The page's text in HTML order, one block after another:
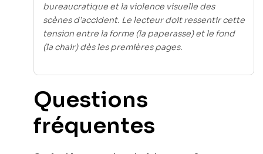
bureaucratique et la violence visuelle des
scènes d’accident. Le lecteur doit ressentir cette
tension entre la forme (la paperasse) et le fond
(la chair) dès les premières pages.
Questions
fréquentes